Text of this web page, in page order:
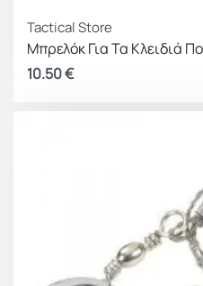
Tactical Store
Μπρελόκ Για Τα Κλειδιά
10.50€